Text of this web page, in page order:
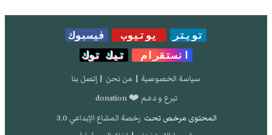
تويتر يوتيوب
فيسبوك
انستقرام
تيك توك
سياسة الخصوصية | من نحن | إتصل بنا
تبرع و دعم ❤️ donation
المحتوى مرخص تحت رخصة المشاع الإبداعي 3.0